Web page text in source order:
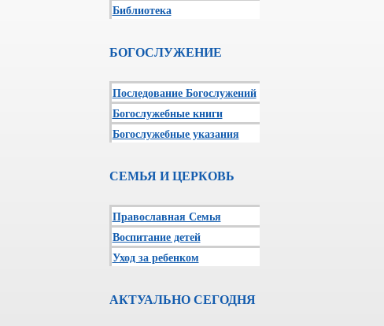
Библиотека
БОГОСЛУЖЕНИЕ
Последование Богослужений
Богослужебные книги
Богослужебные указания
СЕМЬЯ И ЦЕРКОВЬ
Православная Семья
Воспитание детей
Уход за ребенком
АКТУАЛЬНО СЕГОДНЯ